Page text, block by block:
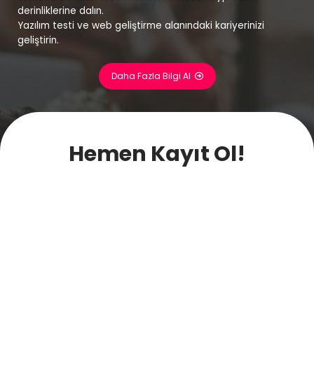
derinliklerine dalın.
Yazılım testi ve web geliştirme alanındaki kariyerinizi
geliştirin.
Daha Fazla Bilgi Al
Hemen Kayıt Ol!